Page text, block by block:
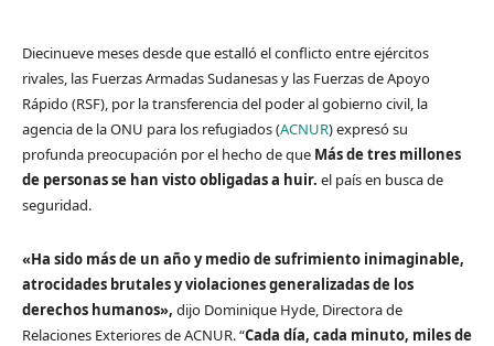
Diecinueve meses desde que estalló el conflicto entre ejércitos
rivales, las Fuerzas Armadas Sudanesas y las Fuerzas de Apoyo
Rápido (RSF), por la transferencia del poder al gobierno civil, la
agencia de la ONU para los refugiados (ACNUR) expresó su
profunda preocupación por el hecho de que Más de tres millones
de personas se han visto obligadas a huir. el país en busca de
seguridad.
«Ha sido más de un año y medio de sufrimiento inimaginable,
atrocidades brutales y violaciones generalizadas de los
derechos humanos», dijo Dominique Hyde, Directora de
Relaciones Exteriores de ACNUR. “Cada día, cada minuto, miles de